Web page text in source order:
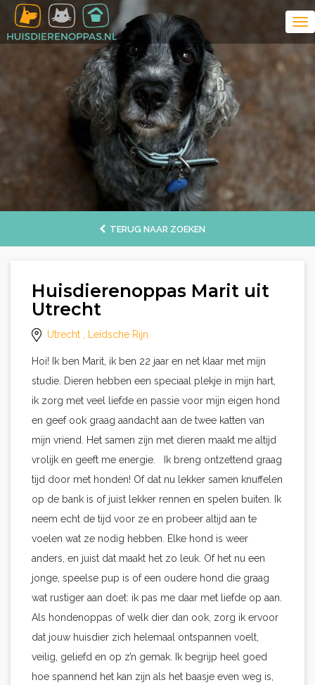
TERUG NAAR ZOEKEN
Huisdierenoppas Marit uit
Utrecht
Utrecht , Leidsche Rijn
Hoi! Ik ben Marit, ik ben 22 jaar en net klaar met mijn
studie. Dieren hebben een speciaal plekje in mijn hart,
ik zorg met veel liefde en passie voor mijn eigen hond
en geef ook graag aandacht aan de twee katten van
mijn vriend. Het samen zijn met dieren maakt me altijd
vrolijk en geeft me energie. Ik breng ontzettend graag
tijd door met honden! Of dat nu lekker samen knuffelen
op de bank is of juist lekker rennen en spelen buiten. Ik
neem echt de tijd voor ze en probeer altijd aan te
voelen wat ze nodig hebben. Elke hond is weer
anders, en juist dat maakt het zo leuk. Of het nu een
jonge, speelse pup is of een oudere hond die graag
wat rustiger aan doet: ik pas me daar met liefde op aan.
Als hondenoppas of welk dier dan ook, zorg ik ervoor
dat jouw huisdier zich helemaal ontspannen voelt,
veilig, geliefd en op z’n gemak. Ik begrijp heel goed
hoe spannend het kan zijn als het baasje even weg is,